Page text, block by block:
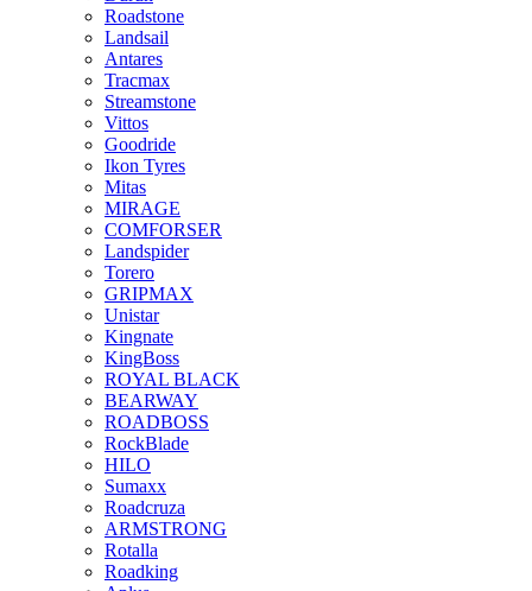
Roadstone
Landsail
Antares
Tracmax
Streamstone
Vittos
Goodride
Ikon Tyres
Mitas
MIRAGE
COMFORSER
Landspider
Torero
GRIPMAX
Unistar
Kingnate
KingBoss
ROYAL BLACK
BEARWAY
ROADBOSS
RockBlade
HILO
Sumaxx
Roadcruza
ARMSTRONG
Rotalla
Roadking